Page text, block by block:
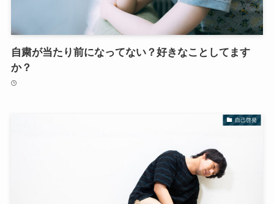
自粛が当たり前になってない？好きなことしてます
か？
自己啓発